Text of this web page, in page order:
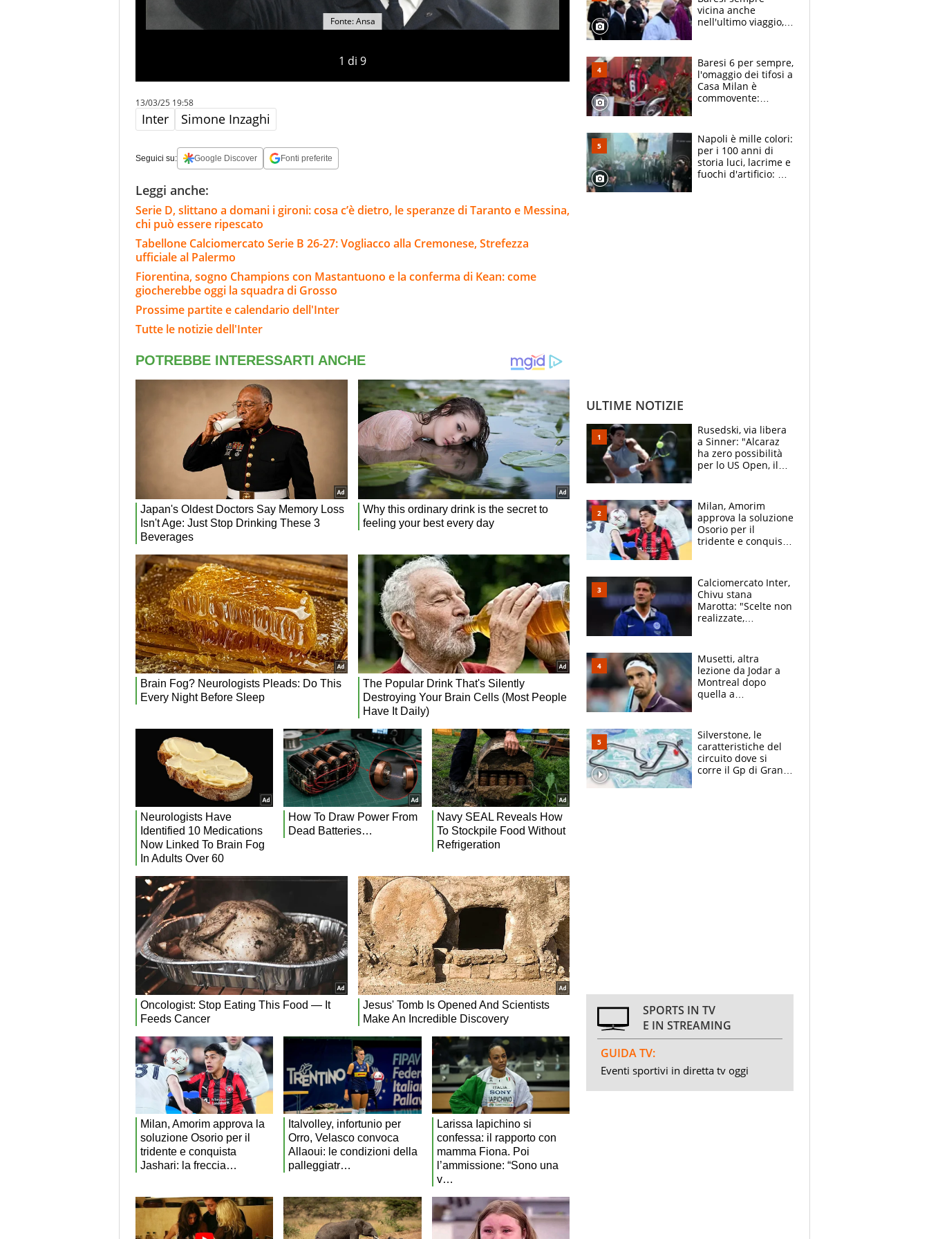
1 di 9
Fonte: Ansa
13/03/25 19:58
Inter Simone Inzaghi
Seguici su: Google Discover Fonti preferite
Leggi anche:
Serie D, slittano a domani i gironi: cosa c’è dietro, le speranze di Taranto e Messina,
chi può essere ripescato
Tabellone Calciomercato Serie B 26-27: Vogliacco alla Cremonese, Strefezza
ufficiale al Palermo
Fiorentina, sogno Champions con Mastantuono e la conferma di Kean: come
giocherebbe oggi la squadra di Grosso
Prossime partite e calendario dell'Inter
Tutte le notizie dell'Inter
vicina anche
nell'ultimo viaggio,
circondati
dall'affetto dei tifosi
Baresi 6 per sempre,
l'omaggio dei tifosi a
Casa Milan è
commovente:
bigliettini
Napoli è mille colori:
per i 100 anni di
storia luci, lacrime e
fuochi d'artificio: De
ULTIME NOTIZIE
Rusedski, via libera
a Sinner: "Alcaraz
ha zero possibilità
per lo US Open, il
Milan, Amorim
approva la soluzione
Osorio per il
tridente e conquista
Allegri
Calciomercato Inter,
Chivu stana
Marotta: "Scelte non
realizzate,
squadra"
Musetti, altra
lezione da Jodar a
Montreal dopo
quella a
tutto"
Silverstone, le
caratteristiche del
circuito dove si
corre il Gp di Gran
SPORTS IN TV
E IN STREAMING
GUIDA TV:
Eventi sportivi in diretta tv oggi